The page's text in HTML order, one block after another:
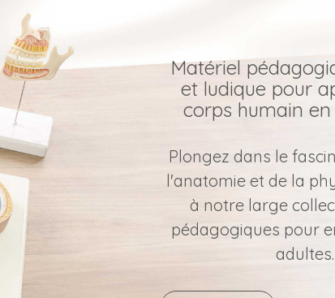
Matériel
et ludique pour
corps humain
Plongez dans le
l'anatomie et de la
à notre large
pédagogiques pour
adultes.